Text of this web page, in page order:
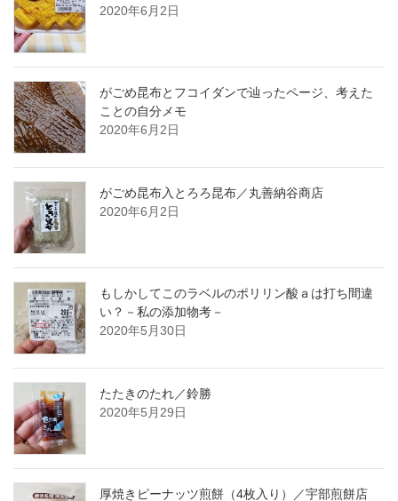
2020年6月2日
がごめ昆布とフコイダンで辿ったページ、考えた
ことの自分メモ
2020年6月2日
がごめ昆布入とろろ昆布／丸善納谷商店
2020年6月2日
もしかしてこのラベルのポリリン酸ａは打ち間違
い？－私の添加物考－
2020年5月30日
たたきのたれ／鈴勝
2020年5月29日
厚焼きピーナッツ煎餅（4枚入り）／宇部煎餅店